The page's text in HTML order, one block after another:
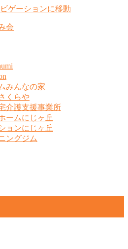
ゲーションに移動
みんなの家
くらや
介護支援事業所
ームにじヶ丘
ョンにじヶ丘
ングジム